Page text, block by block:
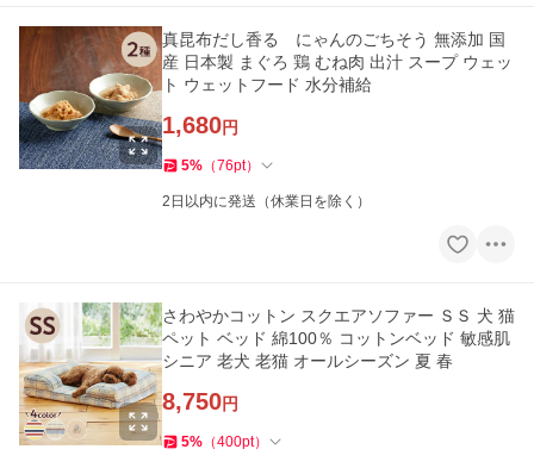
真昆布だし香る にゃんのごちそう 無添加 国
産 日本製 まぐろ 鶏 むね肉 出汁 スープ ウェッ
ト ウェットフード 水分補給
1,680円
5% （76pt）
2日以内に発送（休業日を除く）
さわやかコットン スクエアソファー ＳＳ 犬 猫
ペット ベッド 綿100％ コットンベッド 敏感肌
シニア 老犬 老猫 オールシーズン 夏 春
8,750円
5% （400pt）